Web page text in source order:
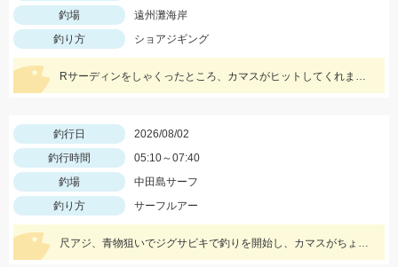
釣場
遠州灘海岸
釣り方
ショアジギング
Rサーディンをしゃくったところ、カマスがヒットしてくれました。魚に感謝です。 新色のマイスターブルーカラーで釣れ嬉しい1匹です。
釣行日
2026/08/02
釣行時間
05:10～07:40
釣場
中田島サーフ
釣り方
サーフルアー
尺アジ、青物狙いでジグサビキで釣りを開始し、カマスがちょこちょこ釣れるものの、狙いの魚は釣れず…。そこで先週、スズキ、イシモチを釣ることができたモッチーリグをセット！スパテラを使ってシャクりながら誘っていると、ゴンっと強い当たりがあり、なかなか歯ごたえのある引きを楽しみながら慎重に引き上げると、正体はマゴチでした。人生初マゴチの喜びと、モッチーリグで釣れたことの驚きでとても充実した釣行でした。絡まないし、ちゃんと釣れるし、モッチーリグに心から感謝しています( ´ ▽ ` )ﾉ